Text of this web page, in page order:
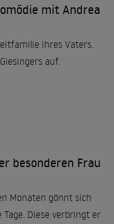
mit Andrea
ihres Vaters.
auf.
besonderen Frau
Monaten gönnt sich
Diese verbringt er